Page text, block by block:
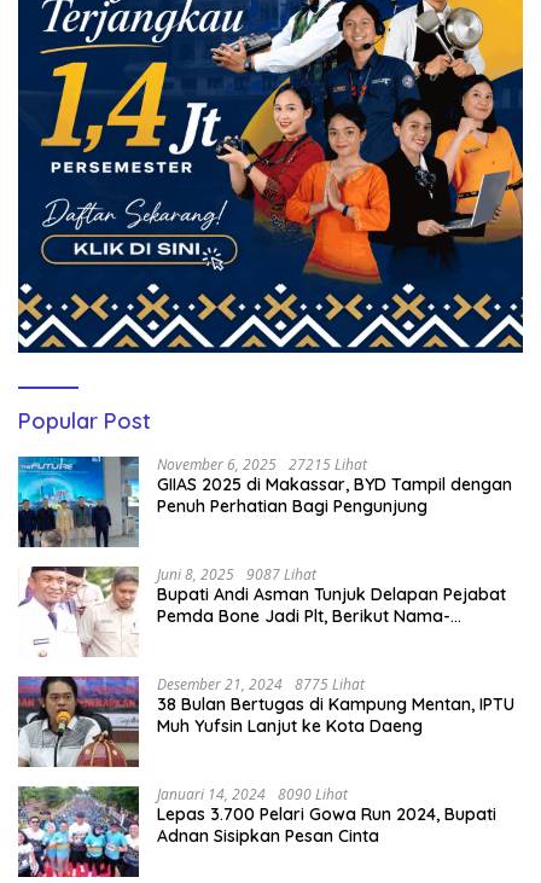
Popular Post
November 6, 2025 27215 Lihat
GIIAS 2025 di Makassar, BYD Tampil dengan
Penuh Perhatian Bagi Pengunjung
Juni 8, 2025 9087 Lihat
Bupati Andi Asman Tunjuk Delapan Pejabat
Pemda Bone Jadi Plt, Berikut Nama-
Desember 21, 2024 8775 Lihat
38 Bulan Bertugas di Kampung Mentan, IPTU
Muh Yufsin Lanjut ke Kota Daeng
Januari 14, 2024 8090 Lihat
Lepas 3.700 Pelari Gowa Run 2024, Bupati
Adnan Sisipkan Pesan Cinta